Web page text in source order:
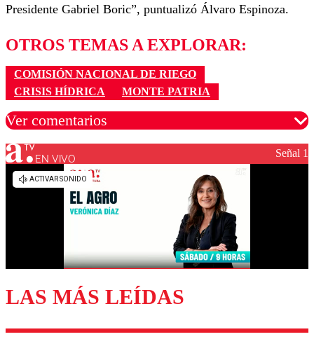
Presidente Gabriel Boric”, puntualizó Álvaro Espinoza.
OTROS TEMAS A EXPLORAR:
COMISIÓN NACIONAL DE RIEGO
CRISIS HÍDRICA
MONTE PATRIA
Ver comentarios
Los comentarios son moderados para garantizar un
diálogo respetuoso.
Enviar comentario
EN VIVO Señal 1
LAS MÁS LEÍDAS